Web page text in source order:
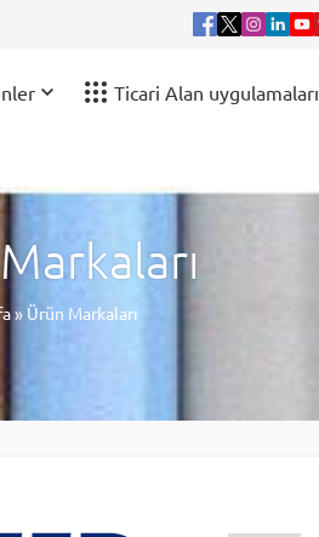
Ticari Alan uygulamaları
» Ürün Markaları